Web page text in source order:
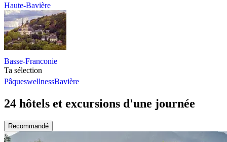
Haute-Bavière
Basse-Franconie
Ta sélection
PâqueswellnessBavière
24 hôtels et excursions d'une journée
Recommandé